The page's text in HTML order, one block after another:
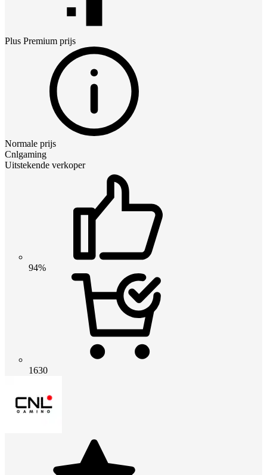
Plus Premium prijs
Normale prijs
Cnlgaming
Uitstekende verkoper
94%
1630